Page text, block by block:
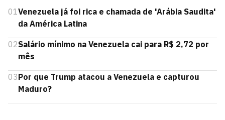
01Venezuela já foi rica e chamada de 'Arábia Saudita'
da América Latina
02Salário mínimo na Venezuela cai para R$ 2,72 por
mês
03Por que Trump atacou a Venezuela e capturou
Maduro?